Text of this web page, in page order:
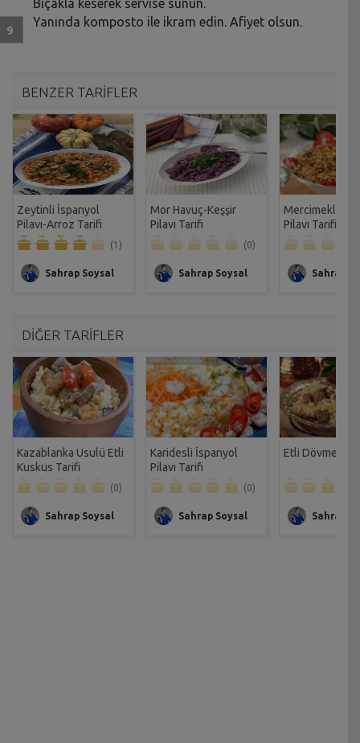
Yanında komposto ile ikram edin. Afiyet olsun.
BENZER TARİFLER
Zeytinli İspanyol
Pilavı-Arroz Tarifi
(1)
Sahrap Soysal
Mor Havuç-Keşşir
Pilavı Tarifi
(0)
Sahrap Soysal
Mercimekli
Pilavı Tarifi
Sahrap
DİĞER TARİFLER
Kazablanka Usulü Etli
Kuskus Tarifi
(0)
Sahrap Soysal
Karidesli İspanyol
Pilavı Tarifi
(0)
Sahrap Soysal
Etli Dövme
Sahrap